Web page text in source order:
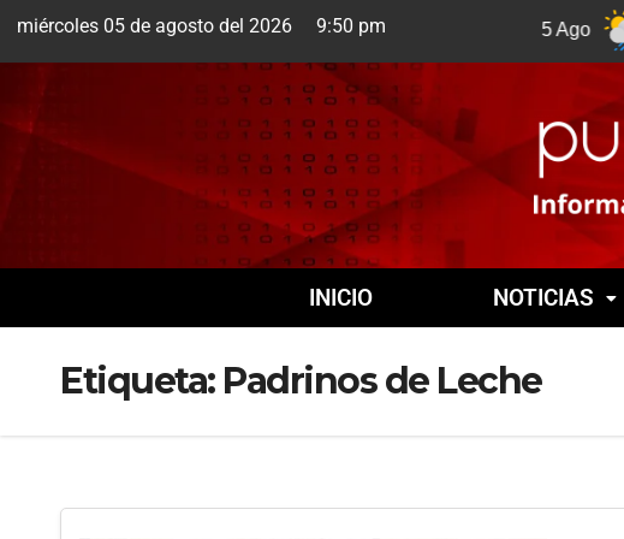
miércoles 05 de agosto del 2026 9:50 pm
Cuernavaca +23°C
INICIO NOTICIAS
Etiqueta: Padrinos de Leche